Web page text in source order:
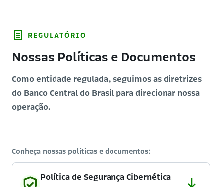
REGULATÓRIO
Nossas Políticas e Documentos
Como entidade regulada, seguimos as diretrizes
do Banco Central do Brasil para direcionar nossa
operação.
Conheça nossas políticas e documentos:
Política de Segurança Cibernética